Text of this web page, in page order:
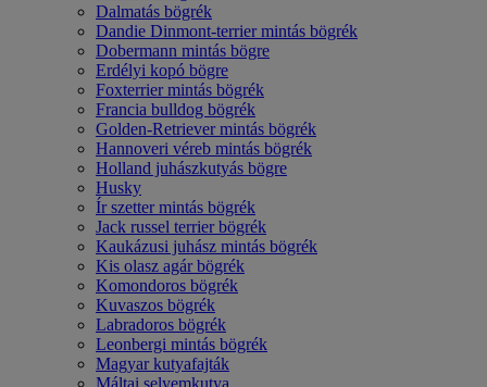
Dalmatás bögrék
Dandie Dinmont-terrier mintás bögrék
Dobermann mintás bögre
Erdélyi kopó bögre
Foxterrier mintás bögrék
Francia bulldog bögrék
Golden-Retriever mintás bögrék
Hannoveri véreb mintás bögrék
Holland juhászkutyás bögre
Husky
Ír szetter mintás bögrék
Jack russel terrier bögrék
Kaukázusi juhász mintás bögrék
Kis olasz agár bögrék
Komondoros bögrék
Kuvaszos bögrék
Labradoros bögrék
Leonbergi mintás bögrék
Magyar kutyafajták
Máltai selyemkutya